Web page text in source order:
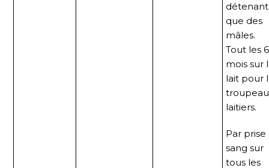
détenant
que des
mâles.
Tout les 6
mois sur
lait pour
laitiers.
Par prise
sang sur
tous les